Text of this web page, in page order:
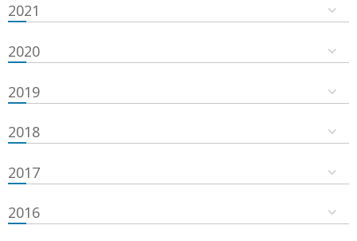
2021
2020
2019
2018
2017
2016